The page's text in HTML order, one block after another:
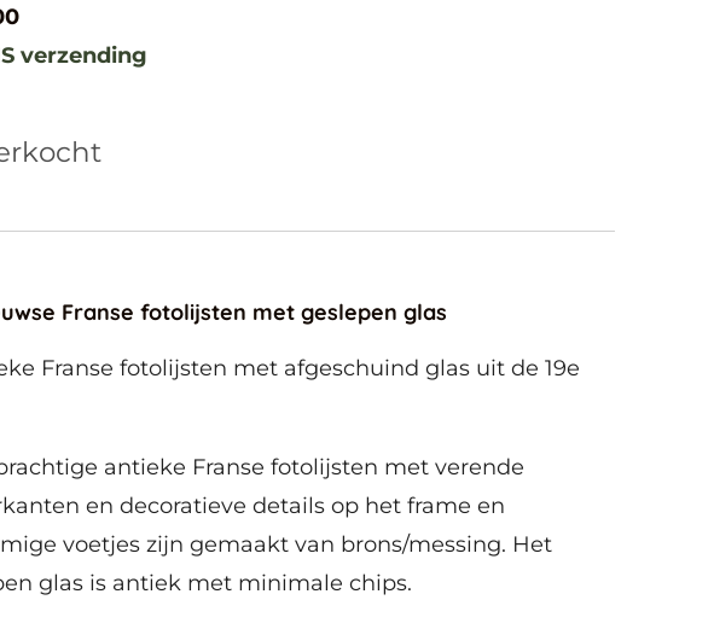
verzending
Franse fotolijsten met geslepen glas
Franse fotolijsten met afgeschuind glas uit de 19e
antieke Franse fotolijsten met verende
en decoratieve details op het frame en
voetjes zijn gemaakt van brons/messing. Het
glas is antiek met minimale chips.